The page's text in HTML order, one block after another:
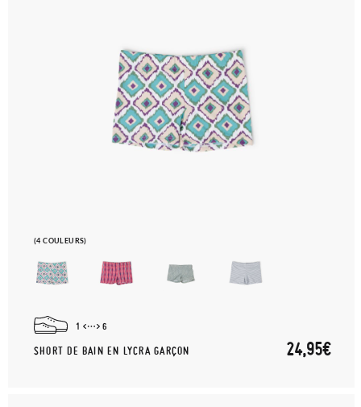
(4 COULEURS)
1 6
SHORT DE BAIN EN LYCRA GARÇON 24,95€